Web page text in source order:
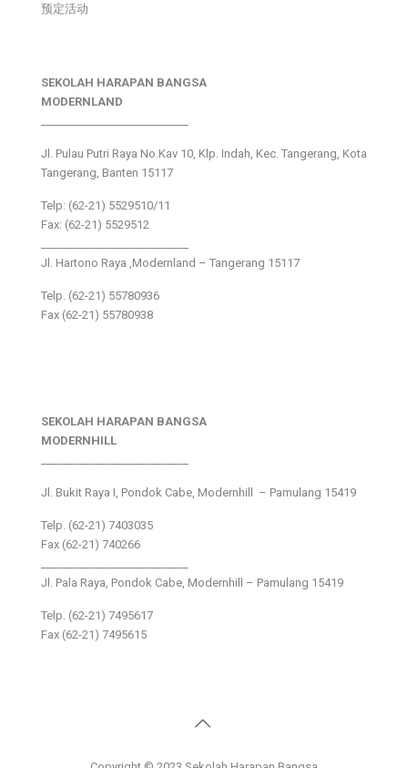
预定活动
SEKOLAH HARAPAN BANGSA
MODERNLAND
Jl. Pulau Putri Raya No.Kav 10, Klp. Indah, Kec. Tangerang, Kota
Tangerang, Banten 15117
Telp: (62-21) 5529510/11
Fax: (62-21) 5529512
Jl. Hartono Raya ,Modernland – Tangerang 15117
Telp. (62-21) 55780936
Fax (62-21) 55780938
SEKOLAH HARAPAN BANGSA
MODERNHILL
Jl. Bukit Raya I, Pondok Cabe, Modernhill – Pamulang 15419
Telp. (62-21) 7403035
Fax (62-21) 740266
Jl. Pala Raya, Pondok Cabe, Modernhill – Pamulang 15419
Telp. (62-21) 7495617
Fax (62-21) 7495615